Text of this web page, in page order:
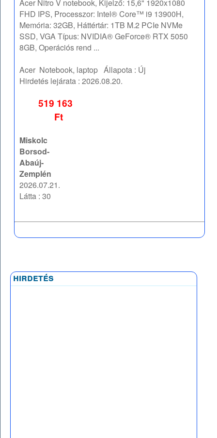
Acer Nitro V notebook, Kijelző: 15,6" 1920x1080
FHD IPS, Processzor: Intel® Core™ i9 13900H,
Memória: 32GB, Háttértár: 1TB M.2 PCIe NVMe
SSD, VGA Típus: NVIDIA® GeForce® RTX 5050
8GB, Operációs rend ...
Acer Notebook, laptop Állapota : Új
Hirdetés lejárata :2026.08.20.
519 163
Ft
Miskolc
Borsod-
Abaúj-
Zemplén
2026.07.21.
Látta : 30
hirdetés